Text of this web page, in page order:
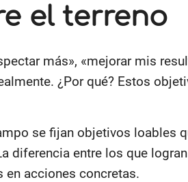
el terreno
más», «mejorar mis
¿Por qué? Estos
se fijan objetivos loables
diferencia entre los que
en acciones concretas.